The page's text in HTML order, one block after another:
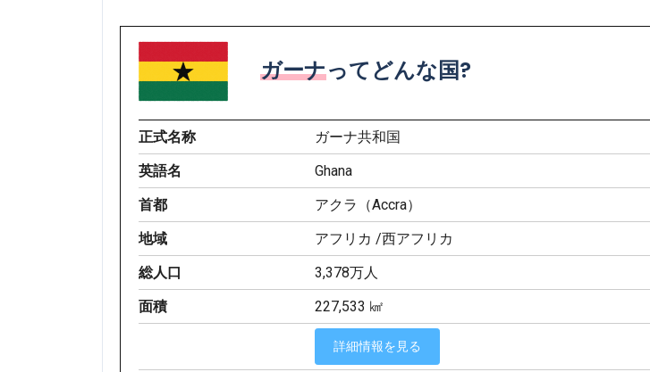
ガーナってどんな国?
正式名称
ガーナ共和国
英語名
Ghana
首都
アクラ（Accra）
地域
アフリカ /西アフリカ
総人口
3,378万人
面積
227,533 ㎢
詳細情報を見る